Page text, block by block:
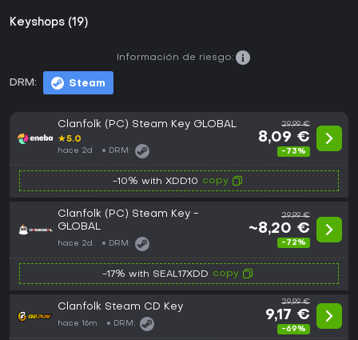
Keyshops (19)
DRM: Steam
Información de riesgo:
Clanfolk (PC) Steam Key GLOBAL
★5.0
hace 2d DRM:
29,99 €
8,09 €
-73%
-10% with XDD10 copy
Clanfolk (PC) Steam Key -
GLOBAL
hace 2d DRM:
29,99 €
~8,20 €
-72%
-17% with SEAL17XDD copy
Clanfolk Steam CD Key
hace 16m DRM:
29,99 €
9,17 €
-69%